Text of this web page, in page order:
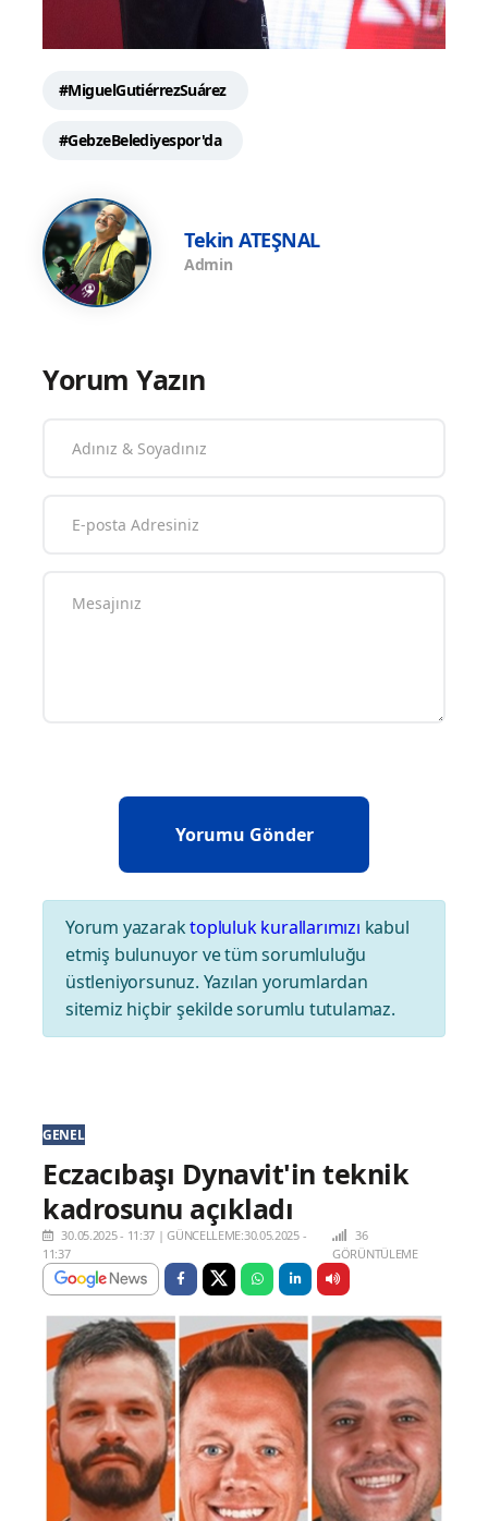
#MiguelGutiérrezSuárez
#GebzeBelediyespor'da
Tekin ATEŞNAL
Admin
Yorum Yazın
Yorum yazaraktopluluk kurallarımızı kabul
etmiş bulunuyor ve tüm sorumluluğu
üstleniyorsunuz. Yazılan yorumlardan
sitemiz hiçbir şekilde sorumlu tutulamaz.
GENEL
Eczacıbaşı Dynavit'in teknik
kadrosunu açıkladı
30.05.2025 - 11:37 |GÜNCELLEME:30.05.2025 -
11:37
36
GÖRÜNTÜLEME